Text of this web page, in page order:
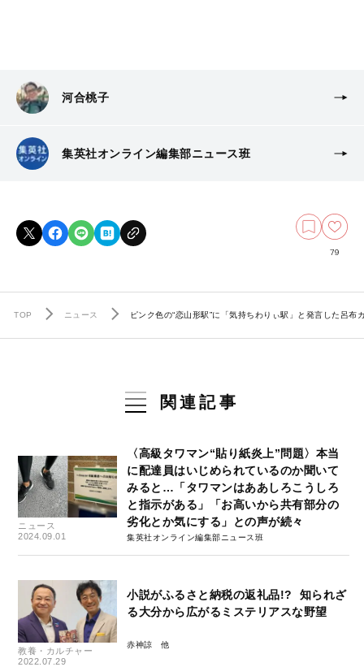
河合桃子
集英社オンライン編集部ニュース班
79
TOP ニュース ピンク色の“恋山形駅”に「気持ちわりぃ駅」と発言した呂
関連記事
ニュース
2024.09.01
〈高級タワマン“貼り紙炎上”問題〉本当
に配達員はいじめられているのか聞いて
みると…「タワマンはああしろこうしろ
と指示がある」「お高いから共有部分の
劣化とか気にする」との声が続々
集英社オンライン編集部ニュース班
教養・カルチャー
2022.07.29
小説がふるさと納税の返礼品!? 知られざ
る大分から広がるミステリアスな野望
赤神諒